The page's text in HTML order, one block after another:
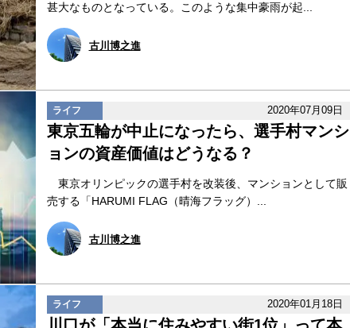
甚大なものとなっている。このような集中豪雨が起...
古川博之進
ライフ 2020年07月09日
東京五輪が中止になったら、選手村マンシ
ョンの資産価値はどうなる？
東京オリンピックの選手村を改装後、マンションとして販
売する「HARUMI FLAG（晴海フラッグ）...
古川博之進
ライフ 2020年01月18日